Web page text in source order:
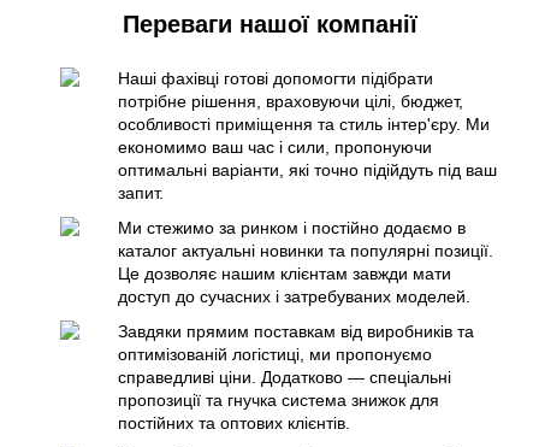
Переваги нашої компанії
Наші фахівці готові допомогти підібрати
потрібне рішення, враховуючи цілі, бюджет,
особливості приміщення та стиль інтер'єру. Ми
економимо ваш час і сили, пропонуючи
оптимальні варіанти, які точно підійдуть під ваш
запит.
Ми стежимо за ринком і постійно додаємо в
каталог актуальні новинки та популярні позиції.
Це дозволяє нашим клієнтам завжди мати
доступ до сучасних і затребуваних моделей.
Завдяки прямим поставкам від виробників та
оптимізованій логістиці, ми пропонуємо
справедливі ціни. Додатково — спеціальні
пропозиції та гнучка система знижок для
постійних та оптових клієнтів.